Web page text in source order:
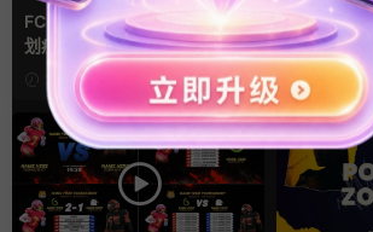
支持Intel+M芯片
FCPX转场插件 15组光效胶片
划痕复古视频过渡
23小时前
人物介绍
pr字幕模
介绍角标
2天前